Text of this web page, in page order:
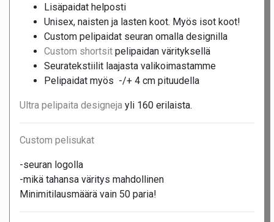
Lisäpaidat helposti
Unisex, naisten ja lasten koot. Myös isot koot!
Custom pelipaidat seuran omalla designilla
Custom shortsit pelipaidan värityksellä
Seuratekstiilit laajasta valikoimastamme
Pelipaidat myös -/+ 4 cm pituudella
Ultra pelipaita designeja yli 160 erilaista.
Custom pelisukat
-seuran logolla
-mikä tahansa väritys mahdollinen
Minimitilausmäärä vain 50 paria!